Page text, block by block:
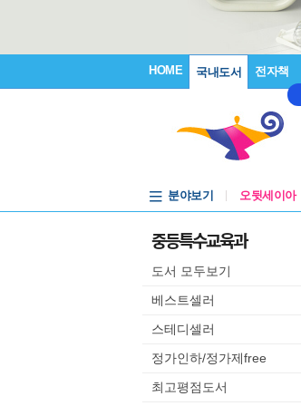
HOME 국내도서 전자책
분야보기 오뒷세이아
중등특수교육과
도서 모두보기
베스트셀러
스테디셀러
정가인하/정가제free
최고평점도서